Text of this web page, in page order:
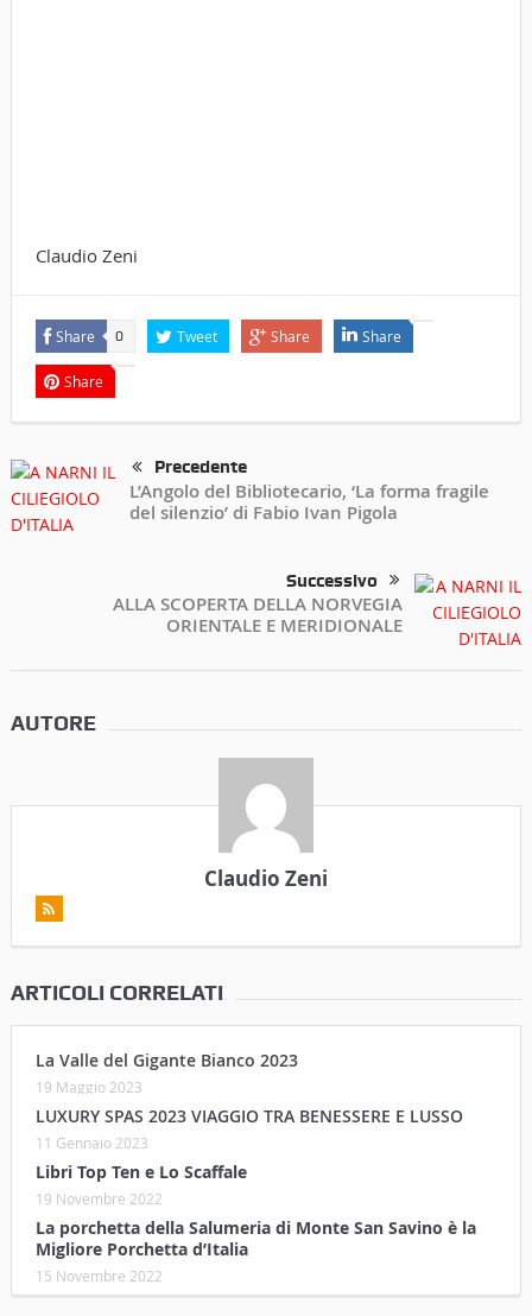
Claudio Zeni
Share 0 Tweet Share Share
Share
Precedente
L’Angolo del Bibliotecario, ‘La forma fragile
del silenzio’ di Fabio Ivan Pigola
Successivo
ALLA SCOPERTA DELLA NORVEGIA
ORIENTALE E MERIDIONALE
AUTORE
Claudio Zeni
ARTICOLI CORRELATI
La Valle del Gigante Bianco 2023
19 Maggio 2023
LUXURY SPAS 2023 VIAGGIO TRA BENESSERE E LUSSO
11 Gennaio 2023
Libri Top Ten e Lo Scaffale
19 Novembre 2022
La porchetta della Salumeria di Monte San Savino è la
Migliore Porchetta d’Italia
15 Novembre 2022